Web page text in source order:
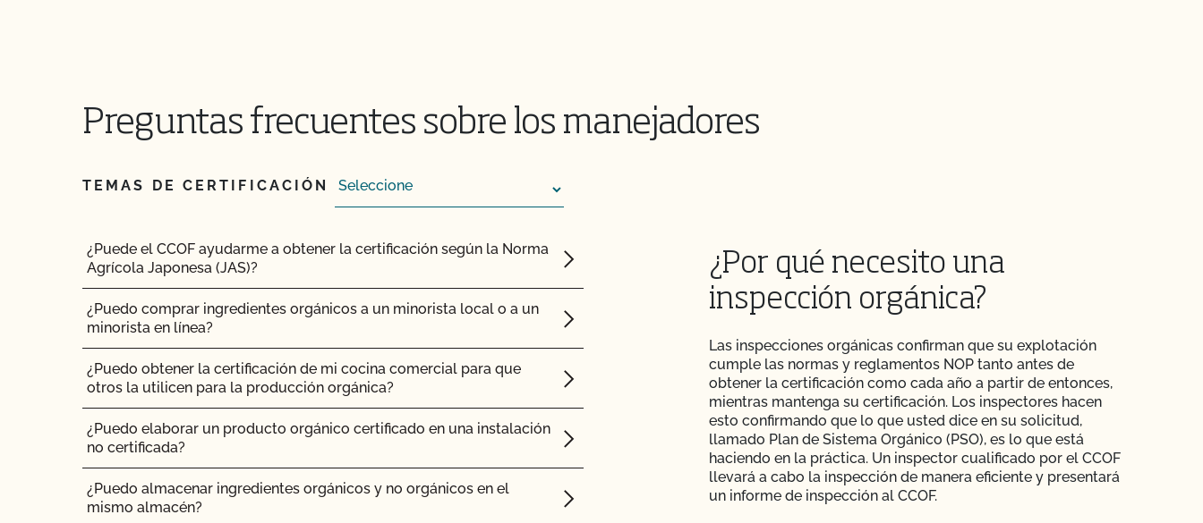
¿Puedo utilizar compost?
¿Puedo utilizar madera tratada para sustituir los postes de mi valla o
¿Puedo utilizar semillas tratadas?
¿Se puede dar pienso suplementario?
¿Es necesario que los complementos y aditivos para piensos tengan
certificación orgánica?
¿Tienen que ser orgánicos mis trasplantes?
Preguntas frecuentes sobre los manejadores
TEMAS DE CERTIFICACIÓN
¿Puede el CCOF ayudarme a obtener la certificación según la Norma
Agrícola Japonesa (JAS)?
¿Puedo comprar ingredientes orgánicos a un minorista local o a un
minorista en línea?
¿Puedo obtener la certificación de mi cocina comercial para que
otros la utilicen para la producción orgánica?
¿Puedo elaborar un producto orgánico certificado en una instalación
no certificada?
¿Puedo almacenar ingredientes orgánicos y no orgánicos en el
mismo almacén?
¿Por qué necesito una
inspección orgánica?
Las inspecciones orgánicas confirman que su explotación
cumple las normas y reglamentos NOP tanto antes de
obtener la certificación como cada año a partir de entonces,
mientras mantenga su certificación. Los inspectores hacen
esto confirmando que lo que usted dice en su solicitud,
llamado Plan de Sistema Orgánico (PSO), es lo que está
haciendo en la práctica. Un inspector cualificado por el CCOF
llevará a cabo la inspección de manera eficiente y presentará
un informe de inspección al CCOF.